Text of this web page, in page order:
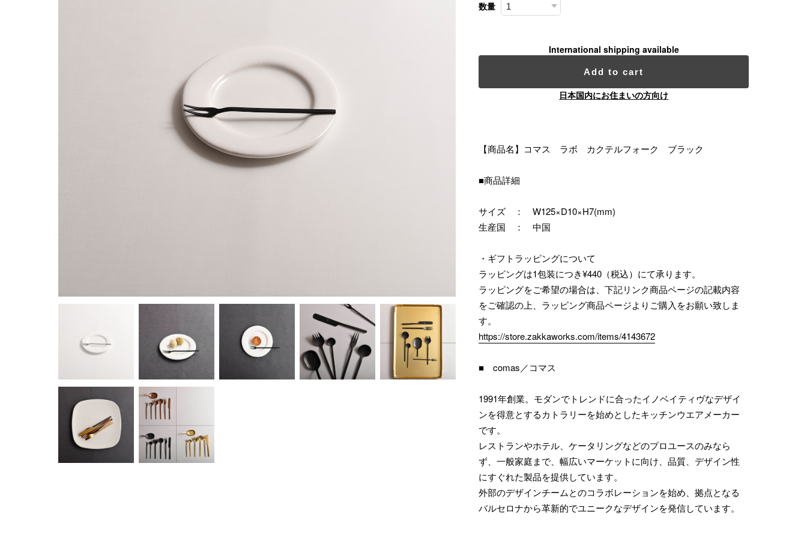
数量
International shipping available
Add to cart
日本国内にお住まいの方向け
【商品名】コマス ラボ カクテルフォーク ブラック
■商品詳細
サイズ ： W125×D10×H7(mm)
生産国 ： 中国
・ギフトラッピングについて
ラッピングは1包装につき¥440（税込）にて承ります。
ラッピングをご希望の場合は、下記リンク商品ページの記載内容
をご確認の上、ラッピング商品ページよりご購入をお願い致しま
す。
https://store.zakkaworks.com/items/4143672
■ comas／コマス
1991年創業。モダンでトレンドに合ったイノベイティヴなデザイ
ンを得意とするカトラリーを始めとしたキッチンウエアメーカー
です。
レストランやホテル、ケータリングなどのプロユースのみなら
ず、一般家庭まで、幅広いマーケットに向け、品質、デザイン性
にすぐれた製品を提供しています。
外部のデザインチームとのコラボレーションを始め、拠点となる
バルセロナから革新的でユニークなデザインを発信しています。